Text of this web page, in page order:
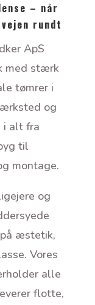
– når
rundt
ApS
med stærk
tømrer i
og
i alt fra
til
montage.
og
æstetik,
Vores
alle
flotte,